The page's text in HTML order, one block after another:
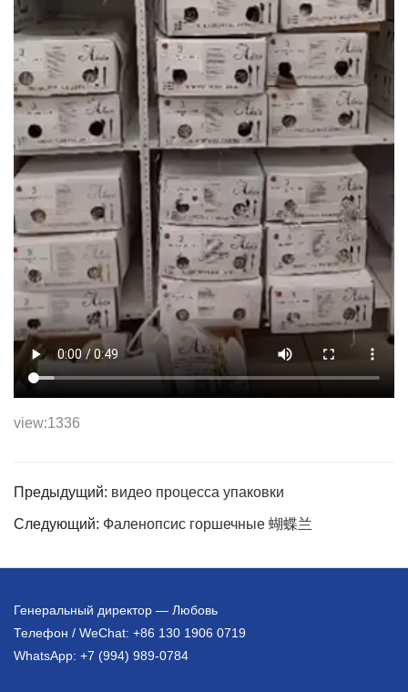
view:1336
Предыдущий: видео процесса упаковки
Следующий: Фаленопсис горшечные 蝴蝶兰
Генеральный директор — Любовь
Телефон / WeChat: +86 130 1906 0719
WhatsApp: +7 (994) 989-0784